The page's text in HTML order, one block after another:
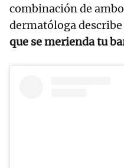
combinación de
dermatóloga
que se merienda tu